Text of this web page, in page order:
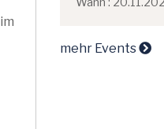
mehr Events